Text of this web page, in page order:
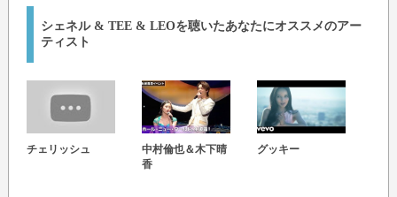
シェネル & TEE & LEOを聴いたあなたにオススメのアー
ティスト
チェリッシュ
中村倫也＆木下晴
香
グッキー